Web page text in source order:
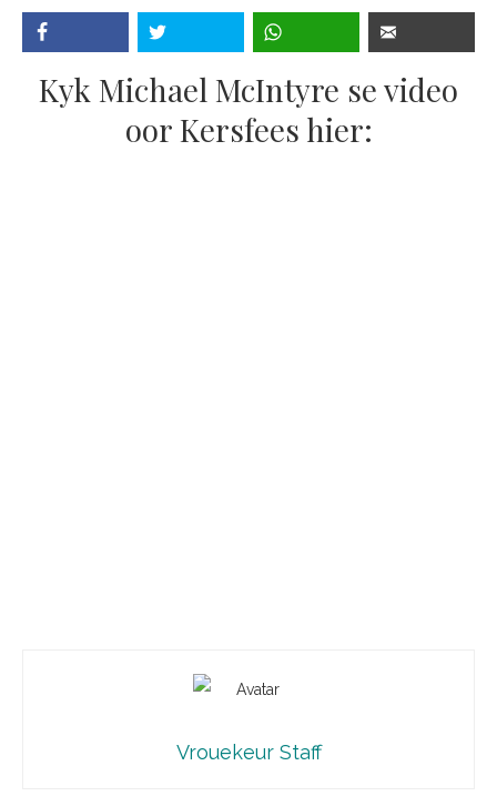
Kyk Michael McIntyre se video
oor Kersfees hier:
Vrouekeur Staff